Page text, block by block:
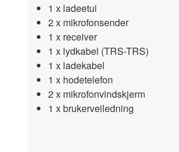
1 x ladeetui
2 x mikrofonsender
1 x receiver
1 x lydkabel (TRS-TRS)
1 x ladekabel
1 x hodetelefon
2 x mikrofonvindskjerm
1 x brukerveiledning